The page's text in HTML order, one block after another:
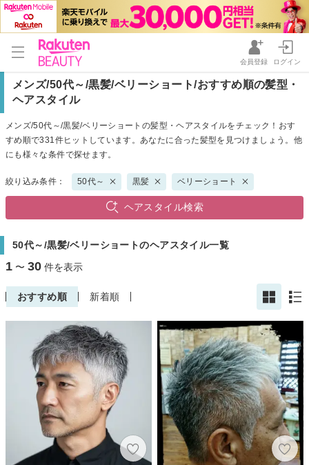
会員登録 ログイン
メンズ/50代～/黒髪/ベリーショート/おすすめ順の髪型・
ヘアスタイル
メンズ/50代～/黒髪/ベリーショートの髪型・ヘアスタイルをチェック！おす
すめ順で331件ヒットしています。あなたに合った髪型を見つけましょう。他
にも様々な条件で探せます。
絞り込み条件： 50代～ 黒髪 ベリーショート
ヘアスタイル検索
50代～/黒髪/ベリーショートのヘアスタイル一覧
1 〜 30 件を表示
おすすめ順 新着順